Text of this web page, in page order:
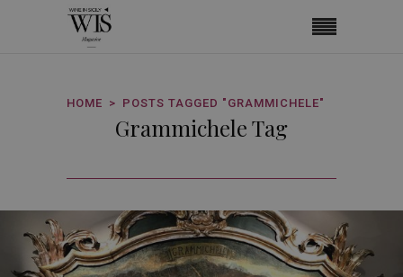
HOME POSTS TAGGED "GRAMMICHELE"
Grammichele Tag